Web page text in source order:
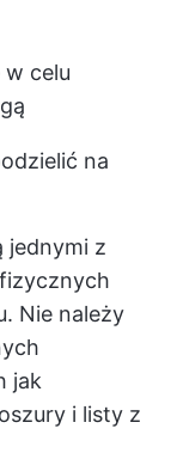
celu
na
jednymi z
Nie należy
jak
i listy z